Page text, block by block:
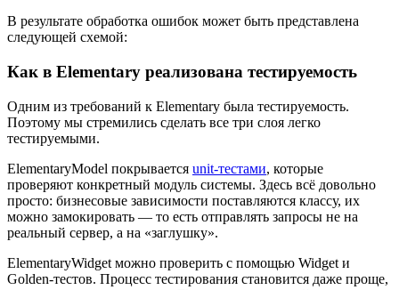
В результате обработка ошибок может быть представлена
следующей схемой:
Как в Elementary реализована тестируемость
Одним из требований к Elementary была тестируемость.
Поэтому мы стремились сделать все три слоя легко
тестируемыми.
ElementaryModel покрывается unit-тестами, которые
проверяют конкретный модуль системы. Здесь всё довольно
просто: бизнесовые зависимости поставляются классу, их
можно замокировать — то есть отправлять запросы не на
реальный сервер, а на «заглушку».
ElementaryWidget можно проверить с помощью Widget и
Golden-тестов. Процесс тестирования становится даже проще,